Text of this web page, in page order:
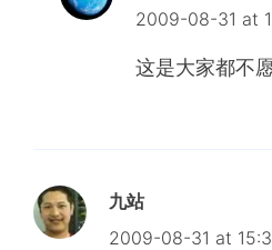
2009-08-31 at
这是大家都不
九站
2009-08-31 at